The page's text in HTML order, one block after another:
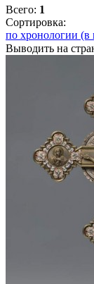
Всего: 1
Сортировка:
по хронологии (в
Выводить на